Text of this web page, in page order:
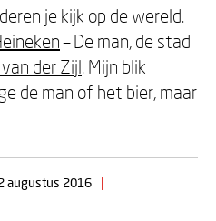
je kijk op de wereld.
– De man, de stad
der Zijl. Mijn blik
de man of het bier, maar
augustus 2016
|